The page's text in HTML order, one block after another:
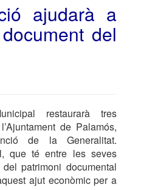
ajudarà a
del
restaurarà tres
de Palamós,
de la Generalitat.
que té entre les seves
patrimoni documental
ajut econòmic per a